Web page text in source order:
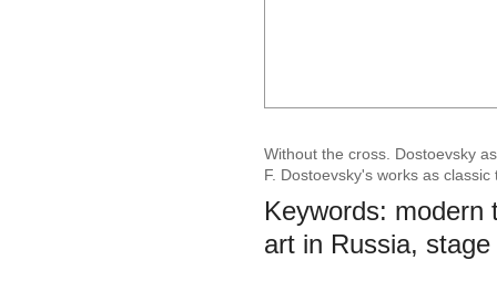
Without the cross. Dostoevsky
F. Dostoevsky's works as
Keywords: modern
art in Russia,